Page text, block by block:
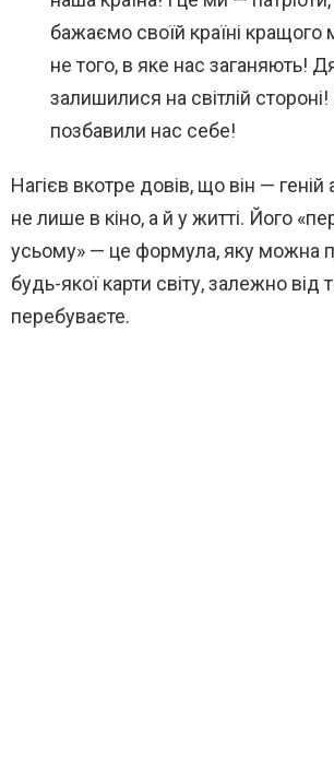
бажаємо своїй країні кращого
не того, в яке нас заганяють!
залишилися на світлій
позбавили нас себе!
Нагієв вкотре довів, що він — геній
не лише в кіно, а й у житті. Його
усьому» — це формула, яку можна
будь-якої карти світу, залежно від
перебуваєте.